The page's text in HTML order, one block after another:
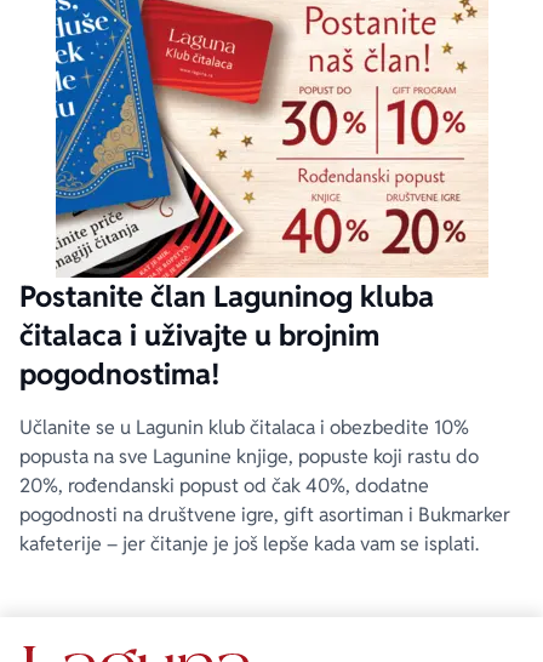
Postanite član Laguninog kluba
čitalaca i uživajte u brojnim
pogodnostima!
Učlanite se u Lagunin klub čitalaca i obezbedite 10%
popusta na sve Lagunine knjige, popuste koji rastu do
20%, rođendanski popust od čak 40%, dodatne
pogodnosti na društvene igre, gift asortiman i Bukmarker
kafeterije – jer čitanje je još lepše kada vam se isplati.